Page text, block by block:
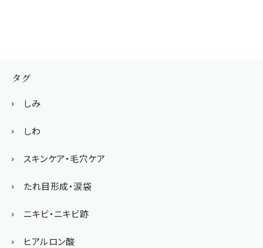
タグ
しみ
しわ
スキンケア・毛穴ケア
たれ目形成・涙袋
ニキビ・ニキビ跡
ヒアルロン酸